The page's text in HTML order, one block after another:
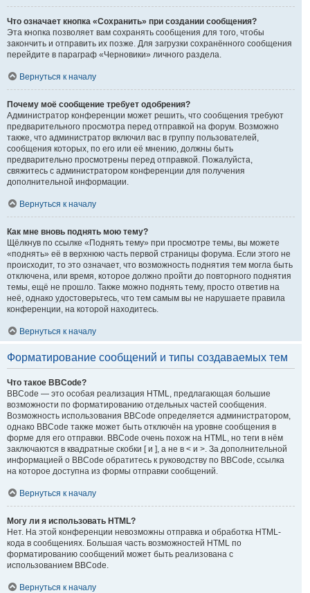
Что означает кнопка «Сохранить» при создании сообщения?
Эта кнопка позволяет вам сохранять сообщения для того, чтобы
закончить и отправить их позже. Для загрузки сохранённого сообщения
перейдите в параграф «Черновики» личного раздела.
Вернуться к началу
Почему моё сообщение требует одобрения?
Администратор конференции может решить, что сообщения требуют
предварительного просмотра перед отправкой на форум. Возможно
также, что администратор включил вас в группу пользователей,
сообщения которых, по его или её мнению, должны быть
предварительно просмотрены перед отправкой. Пожалуйста,
свяжитесь с администратором конференции для получения
дополнительной информации.
Вернуться к началу
Как мне вновь поднять мою тему?
Щёлкнув по ссылке «Поднять тему» при просмотре темы, вы можете
«поднять» её в верхнюю часть первой страницы форума. Если этого не
происходит, то это означает, что возможность поднятия тем могла быть
отключена, или время, которое должно пройти до повторного поднятия
темы, ещё не прошло. Также можно поднять тему, просто ответив на
неё, однако удостоверьтесь, что тем самым вы не нарушаете правила
конференции, на которой находитесь.
Вернуться к началу
Форматирование сообщений и типы создаваемых тем
Что такое BBCode?
BBCode — это особая реализация HTML, предлагающая большие
возможности по форматированию отдельных частей сообщения.
Возможность использования BBCode определяется администратором,
однако BBCode также может быть отключён на уровне сообщения в
форме для его отправки. BBCode очень похож на HTML, но теги в нём
заключаются в квадратные скобки [ и ], а не в < и >. За дополнительной
информацией о BBCode обратитесь к руководству по BBCode, ссылка
на которое доступна из формы отправки сообщений.
Вернуться к началу
Могу ли я использовать HTML?
Нет. На этой конференции невозможны отправка и обработка HTML-
кода в сообщениях. Большая часть возможностей HTML по
форматированию сообщений может быть реализована с
использованием BBCode.
Вернуться к началу